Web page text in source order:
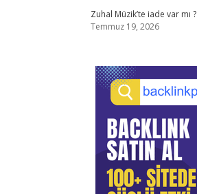
Zuhal Müzik’te iade var mı ?
Temmuz 19, 2026